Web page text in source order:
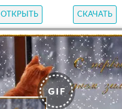
ОТКРЫТЬ СКАЧАТЬ